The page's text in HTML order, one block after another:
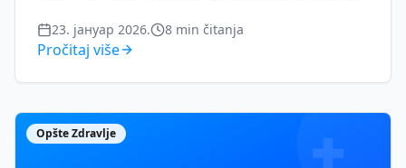
23. јануар 2026.
8 min čitanja
Pročitaj više
Opšte Zdravlje